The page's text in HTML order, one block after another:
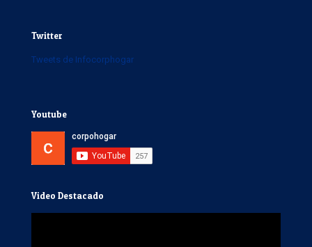
Twitter
Tweets de Infocorphogar
Youtube
Video Destacado